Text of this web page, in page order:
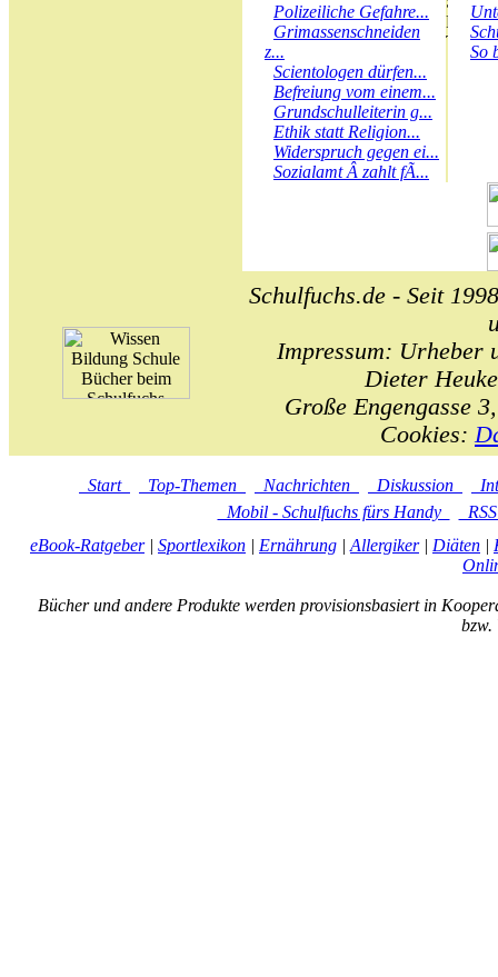
Polizeiliche Gefahre...
Grimassenschneiden
z...
Scientologen dürfen...
Befreiung vom einem...
Grundschulleiterin g...
Ethik statt Religion...
Widerspruch gegen ei...
Sozialamt Â zahlt fÃ...
So
Schulfuchs.de - Seit
Impressum: Urheber
Dieter
Große Engengasse
Cookies:
Start Top-Themen Nachrichten Diskussion
Mobil - Schulfuchs fürs Handy
eBook-Ratgeber| Sportlexikon | Ernährung | Allergiker| Diäten |
Bücher und andere Produkte werden provisionsbasiert in
bzw.